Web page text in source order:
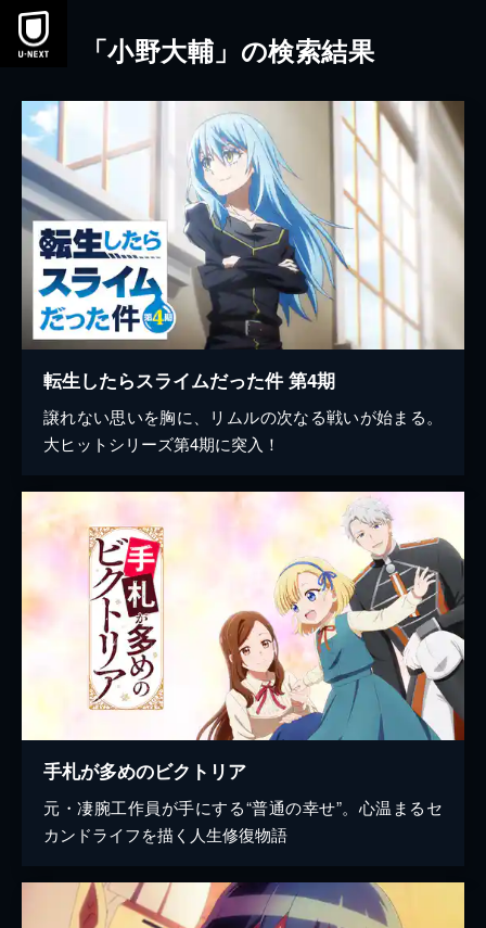
本文へスキップ
「小野大輔」の検索結果
転生したらスライムだった件 第4期
譲れない思いを胸に、リムルの次なる戦いが始まる。
大ヒットシリーズ第4期に突入！
手札が多めのビクトリア
元・凄腕工作員が手にする“普通の幸せ”。心温まるセ
カンドライフを描く人生修復物語